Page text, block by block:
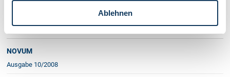
Ablehnen
Vorarlberg Online
NOVUM
Ausgabe 10/2008